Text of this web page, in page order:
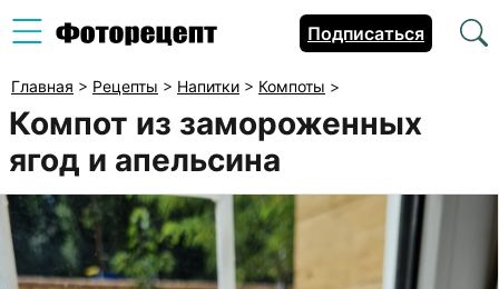
Подписаться
Главная > Рецепты > Напитки > Компоты >
Компот из замороженных
ягод и апельсина